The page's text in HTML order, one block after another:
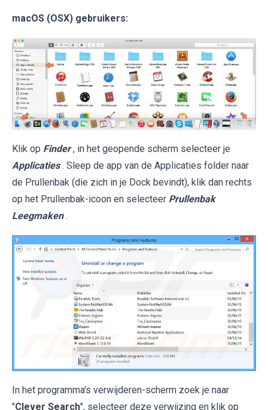
macOS (OSX) gebruikers:
Klik op Finder , in het geopende scherm selecteer je
Applicaties . Sleep de app van de Applicaties folder naar
de Prullenbak (die zich in je Dock bevindt), klik dan rechts
op het Prullenbak-icoon en selecteer Prullenbak
Leegmaken .
In het programma's verwijderen-scherm zoek je naar
"Clever Search", selecteer deze verwijzing en klik op